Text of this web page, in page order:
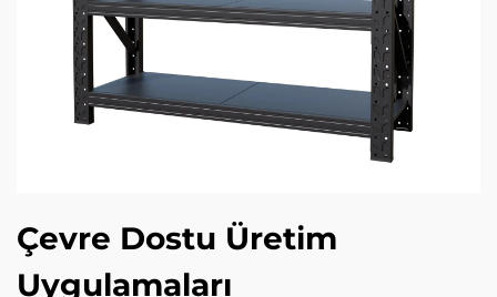
Çevre Dostu Üretim
Uygulamaları